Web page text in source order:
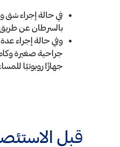
في حالة إجراء شق
بالسرطان عن طريق
وفي حالة إجراء
جراحية صغيرة
جهازًا روبوتيًا
قبل